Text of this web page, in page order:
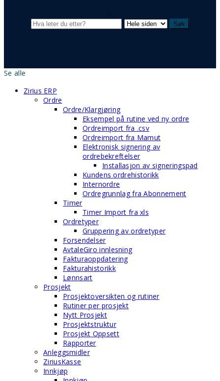
Se alle
Zirius ERP
Ordre
Ordre/Klargjøring
Eksempel på rutine ved ny ordre
Ordreimport fra .csv
Ordreimport fra Mamut
Elektronisk signering av
ordrebekreftelser
Installasjon av signeringspad
Kundens ordrehistorikk
Internordre
Ordregrunnlag fra Abonnement
Timer
Timer Import fra xls
Ordretyper
Gruppering av ordretyper
Forsendelser
AvtaleGiro innlesning
Fakturaoppdatering
Fakturahistorikk
Lønnsart
Prosjekt
Prosjektoversikten og rutiner
Rutiner per prosjekt
Nytt Prosjekt
Prosjektstruktur
Prosjekt Oppsett
Rapporter
Anleggsmidler
ZiriusKasse
Innkjøp